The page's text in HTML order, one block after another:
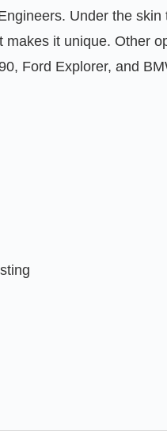
Under the skin
makes it unique. Other
Ford Explorer, and